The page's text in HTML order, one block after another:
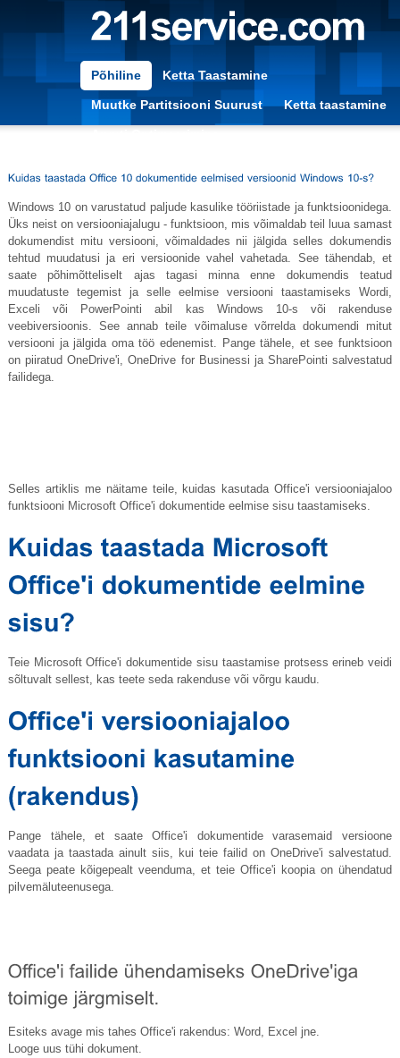
Põhiline Ketta Taastamine
Muutke Partitsiooni Suurust Ketta taastamine
Windows 10 on varustatud paljude kasulike tööriistade ja funktsioonidega.
Üks neist on versiooniajalugu - funktsioon, mis võimaldab teil luua samast
dokumendist mitu versiooni, võimaldades nii jälgida selles dokumendis
tehtud muudatusi ja eri versioonide vahel vahetada. See tähendab, et
saate põhimõtteliselt ajas tagasi minna enne dokumendis teatud
muudatuste tegemist ja selle eelmise versiooni taastamiseks Wordi,
Exceli või PowerPointi abil kas Windows 10-s või rakenduse
veebiversioonis. See annab teile võimaluse võrrelda dokumendi mitut
versiooni ja jälgida oma töö edenemist. Pange tähele, et see funktsioon
on piiratud OneDrive'i, OneDrive for Businessi ja SharePointi salvestatud
failidega.
Selles artiklis me näitame teile, kuidas kasutada Office'i versiooniajaloo
funktsiooni Microsoft Office'i dokumentide eelmise sisu taastamiseks.
Teie Microsoft Office'i dokumentide sisu taastamise protsess erineb veidi
sõltuvalt sellest, kas teete seda rakenduse või võrgu kaudu.
Pange tähele, et saate Office'i dokumentide varasemaid versioone
vaadata ja taastada ainult siis, kui teie failid on OneDrive'i salvestatud.
Seega peate kõigepealt veenduma, et teie Office'i koopia on ühendatud
pilvemäluteenusega.
Esiteks avage mis tahes Office'i rakendus: Word, Excel jne.
Looge uus tühi dokument.